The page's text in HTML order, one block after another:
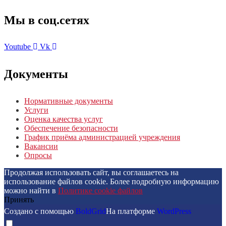
Мы в соц.сетях
Youtube Vk
Документы
Нормативные документы
Услуги
Оценка качества услуг
Обеспечение безопасности
График приёма администрацией учреждения
Вакансии
Опросы
Продолжая использовать сайт, вы соглашаетесь на
использование файлов cookie. Более подробную информацию
можно найти в Политике cookie файлов
Принять
Создано с помощью BoldGridНа платформе WordPress